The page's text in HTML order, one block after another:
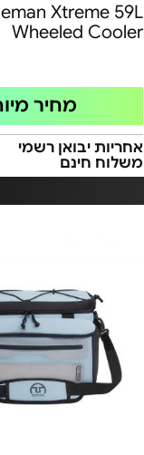
Xtreme 59L
Wheeled Cooler
מחיר
אחריות יבואן רשמי
משלוח חינם